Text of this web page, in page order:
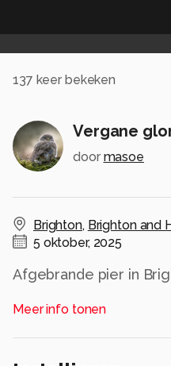
137 keer bekeken
Vergane
door masoe
Brighton, Brighton and
5 oktober, 2025
Afgebrande pier in
Alle rechten voorbehouden
Meer info tonen